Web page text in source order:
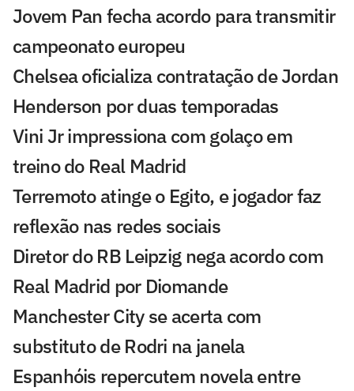
Jovem Pan fecha acordo para transmitir
campeonato europeu
Chelsea oficializa contratação de Jordan
Henderson por duas temporadas
Vini Jr impressiona com golaço em
treino do Real Madrid
Terremoto atinge o Egito, e jogador faz
reflexão nas redes sociais
Diretor do RB Leipzig nega acordo com
Real Madrid por Diomande
Manchester City se acerta com
substituto de Rodri na janela
Espanhóis repercutem novela entre